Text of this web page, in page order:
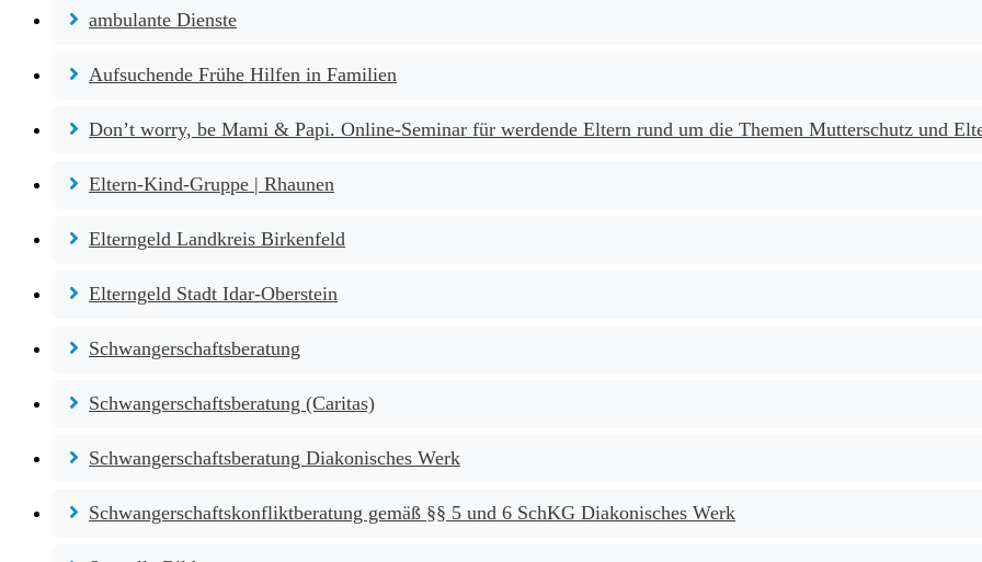
ambulante Dienste
Aufsuchende Frühe Hilfen in Familien
Don’t worry, be Mami & Papi. Online-Seminar für werdende Eltern rund um die Themen Mutterschutz und
Eltern-Kind-Gruppe | Rhaunen
Elterngeld Landkreis Birkenfeld
Elterngeld Stadt Idar-Oberstein
Schwangerschaftsberatung
Schwangerschaftsberatung (Caritas)
Schwangerschaftsberatung Diakonisches Werk
Schwangerschaftskonfliktberatung gemäß §§ 5 und 6 SchKG Diakonisches Werk